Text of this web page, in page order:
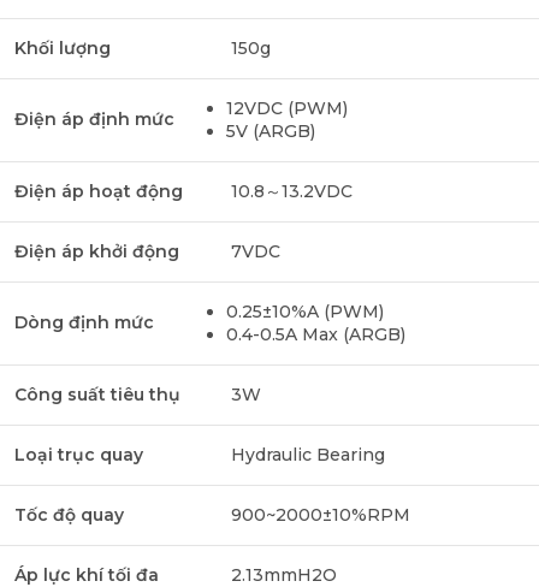
Khối lượng 150g
Điện áp định mức
12VDC (PWM)
5V (ARGB)
Điện áp hoạt động 10.8～13.2VDC
Điện áp khởi động 7VDC
Dòng định mức
0.25±10%A (PWM)
0.4-0.5A Max (ARGB)
Công suất tiêu thụ 3W
Loại trục quay Hydraulic Bearing
Tốc độ quay 900~2000±10%RPM
Áp lực khí tối đa 2.13mmH2O